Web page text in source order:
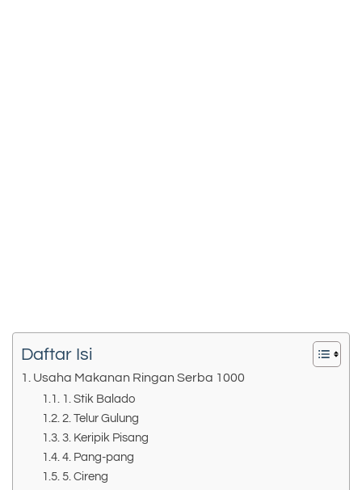
Daftar Isi
Usaha Makanan Ringan Serba 1000
1. Stik Balado
2. Telur Gulung
3. Keripik Pisang
4. Pang-pang
5. Cireng